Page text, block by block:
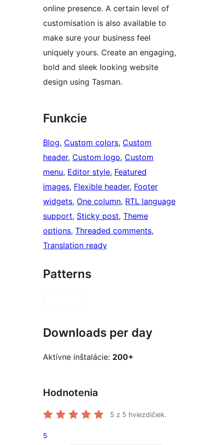
online presence. A certain level of
customisation is also available to
make sure your business feel
uniquely yours. Create an engaging,
bold and sleek looking website
design using Tasman.
Funkcie
Blog, Custom colors, Custom
header, Custom logo, Custom
menu, Editor style, Featured
images, Flexible header, Footer
widgets, One column, RTL language
support, Sticky post, Theme
options, Threaded comments
Translation ready
Patterns
Downloads per day
Aktívne inštalácie: 200+
Hodnotenia
5 z 5 hviezdičiek.
5